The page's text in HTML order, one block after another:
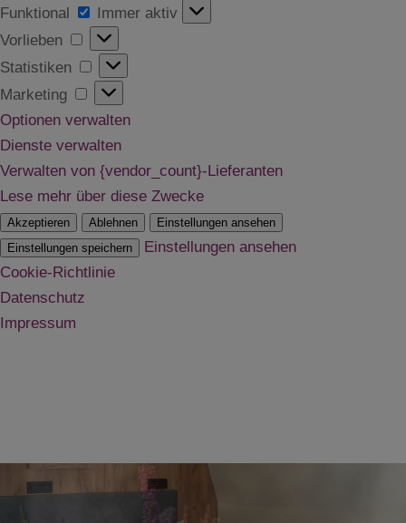
Funktional
Funktional
Immer aktiv
Vorlieben
Vorlieben
Statistiken
Statistiken
Marketing
Marketing
Optionen verwalten
Dienste verwalten
Verwalten von {vendor_count}-Lieferanten
Lese mehr über diese Zwecke
Akzeptieren Ablehnen
Einstellungen ansehen
Einstellungen speichern
Einstellungen ansehen
Cookie-Richtlinie
Datenschutz
Impressum